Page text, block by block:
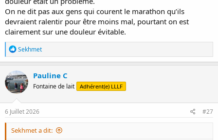
On ne dit pas aux gens qui courent le marathon qu’ils
devraient ralentir pour être moins mal, pourtant on est
clairement sur une douleur évitable.
R
é
a
c
t
i
o
n
s
Sekhmet
Pauline C
Fontaine de lait Adhérent(e) LLLF
6 Juillet 2026 #27
Sekhmet a dit: